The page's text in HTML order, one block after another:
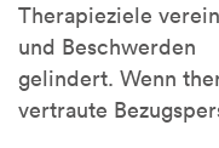
Therapieziele
und Beschwerden
gelindert. Wenn
vertraute